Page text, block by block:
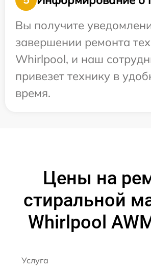
Вы получите
завершении ремонта
Whirlpool, и наш
привезет технику в
время.
Цены на
стиральной
Whirlpool
Услуга